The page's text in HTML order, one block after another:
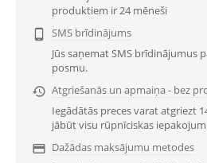
produktiem ir 24 mēneši

SMS brīdinājums
Jūs saņemat SMS brīdinājumus
posmu.
 Atgriešanās un apmaiņa - bez
Iegādātās preces varat atgriezt
jābūt visu rūpnīciskas
 Dažādas maksājumu metodes